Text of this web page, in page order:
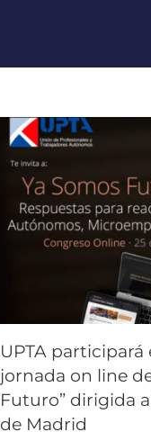
UPTA
jornada on line
Futuro” dirigida
de Madrid